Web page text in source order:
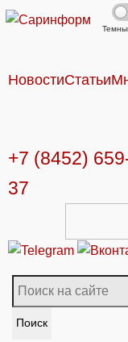
НовостиСтатьи
+7 (8452)
37
Поиск